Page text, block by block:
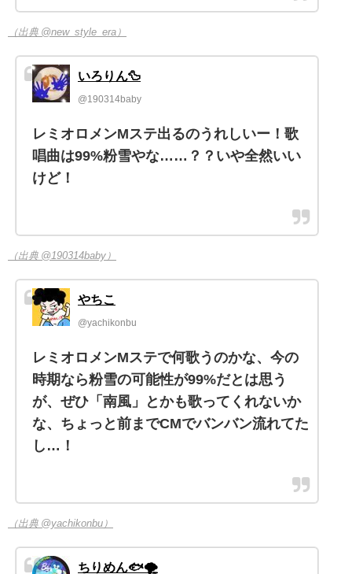
（出典 @new_style_era）
いろりん🦆
@190314baby
レミオロメンMステ出るのうれしいー！歌
唱曲は99%粉雪やな……？？いや全然いい
けど！
（出典 @190314baby）
やちこ
@yachikonbu
レミオロメンMステで何歌うのかな、今の
時期なら粉雪の可能性が99%だとは思う
が、ぜひ「南風」とかも歌ってくれないか
な、ちょっと前までCMでバンバン流れてた
し…！
（出典 @yachikonbu）
ちりめん🐟🌪